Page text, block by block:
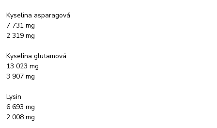
Kyselina asparagová
7 731 mg
2 319 mg
Kyselina glutamová
13 023 mg
3 907 mg
Lysin
6 693 mg
2 008 mg